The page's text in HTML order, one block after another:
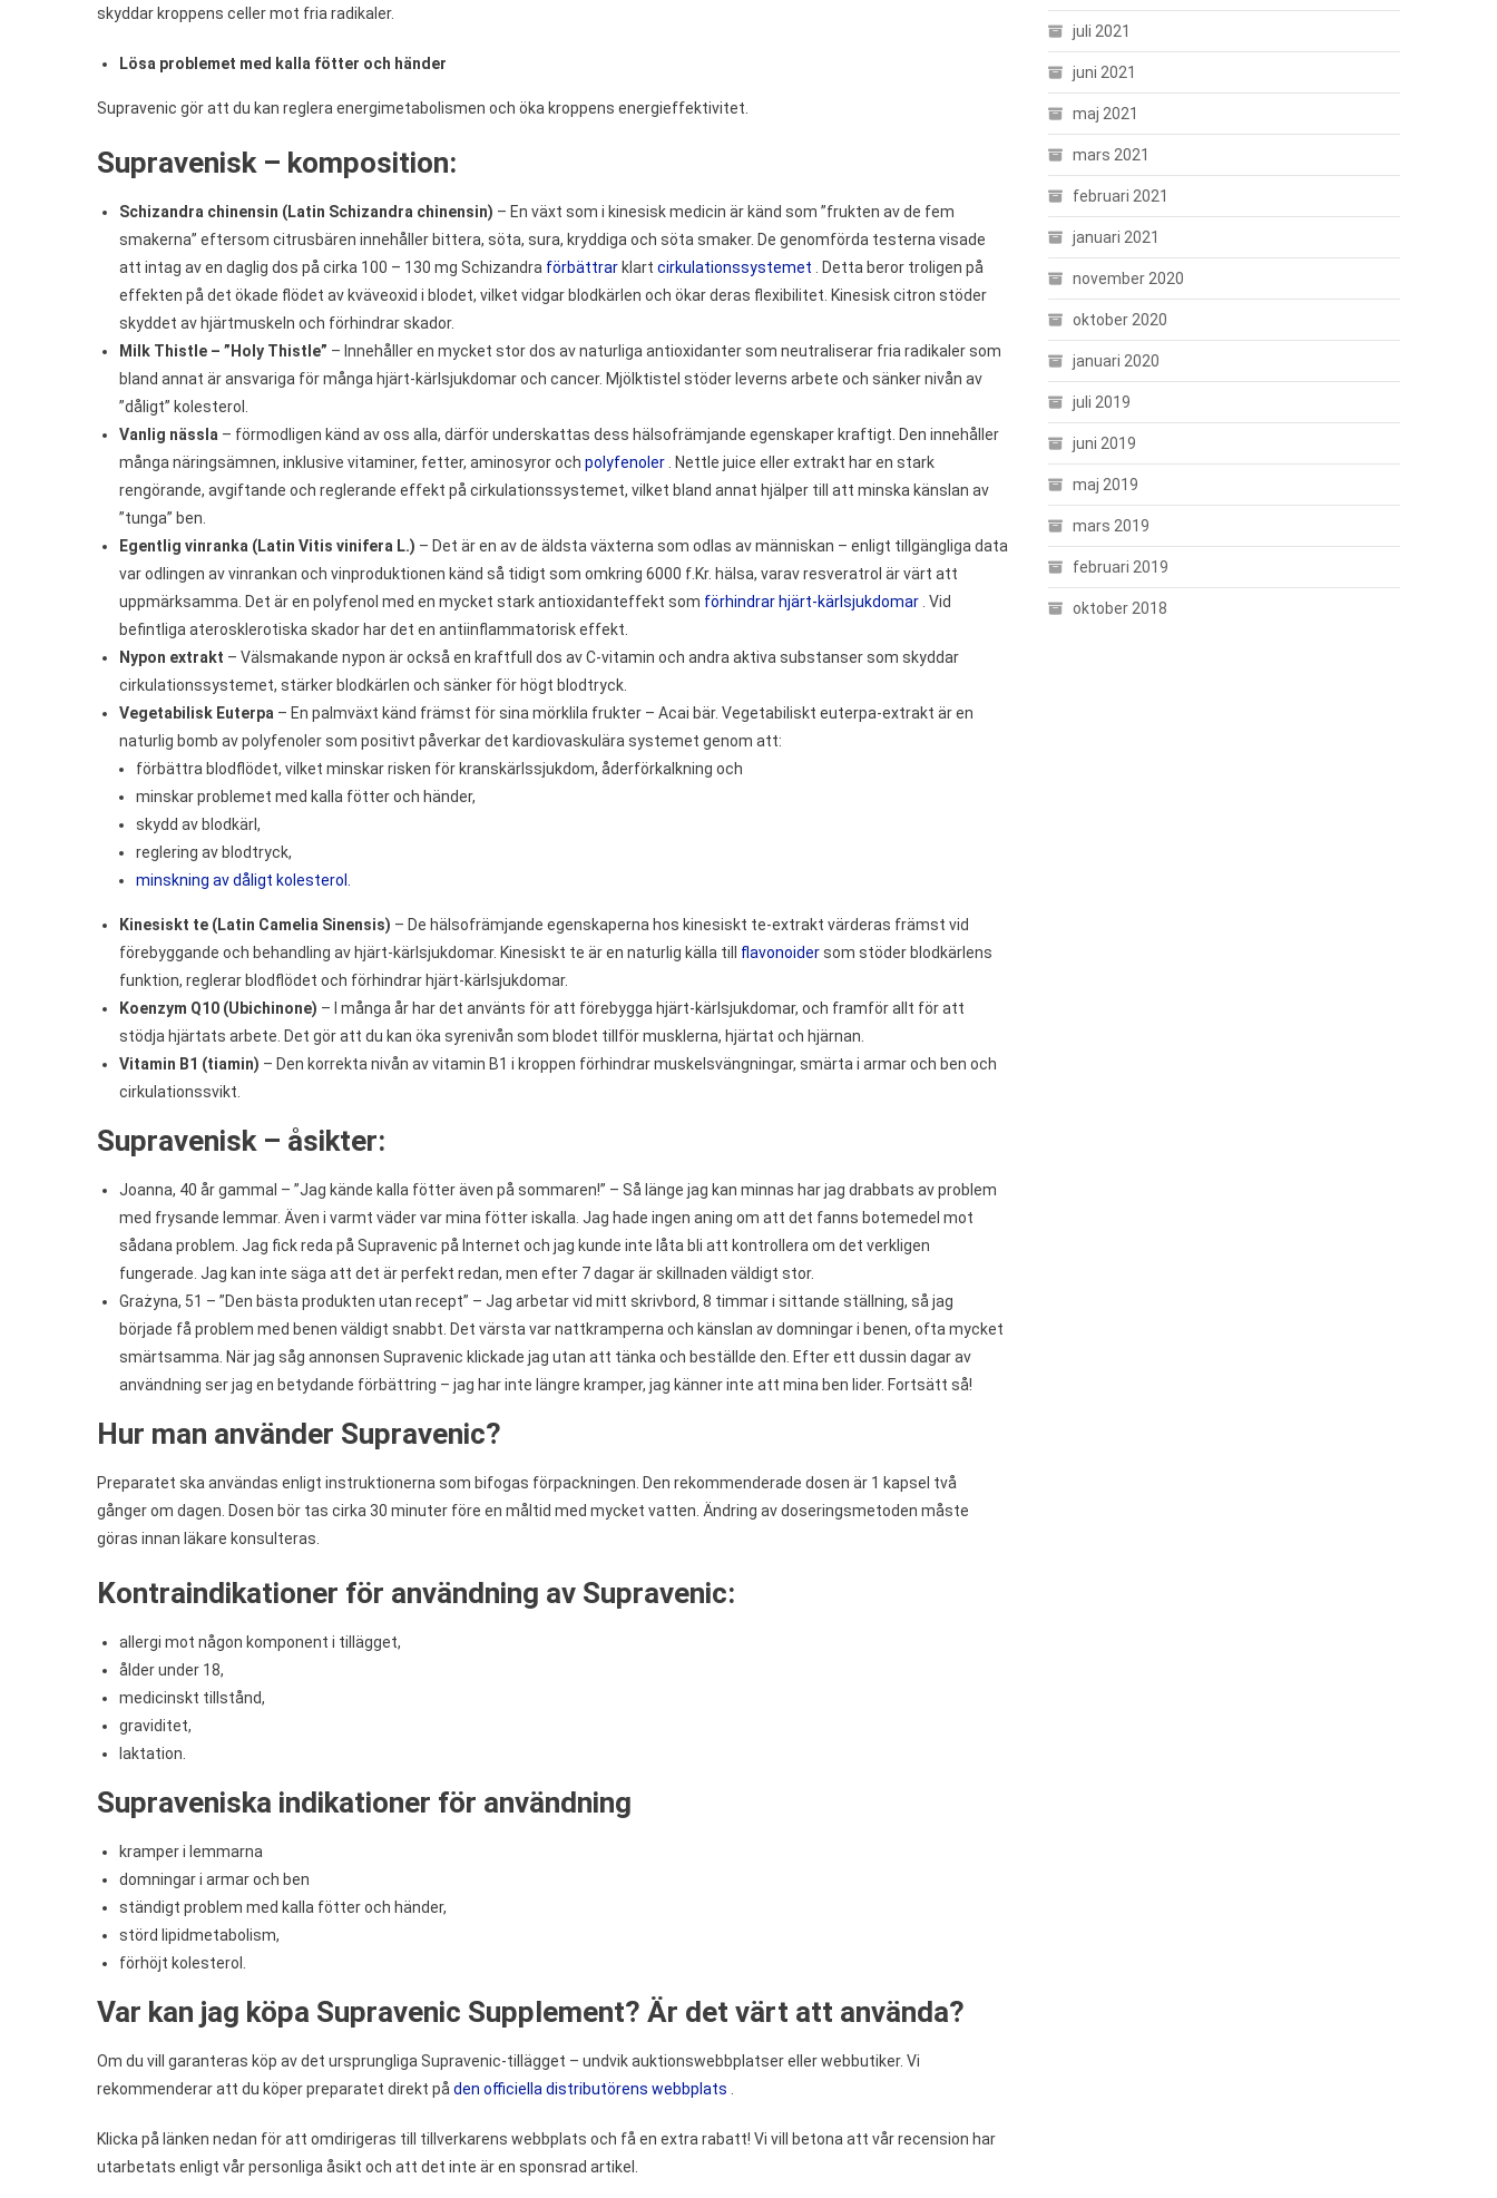
skyddar kroppens celler mot fria radikaler.
Lösa problemet med kalla fötter och händer
Supravenic gör att du kan reglera energimetabolismen och öka kroppens energieffektivitet.
Supravenisk – komposition:
Schizandra chinensin (Latin Schizandra chinensin) – En växt som i kinesisk medicin är känd som ”frukten av de fem
smakerna” eftersom citrusbären innehåller bittera, söta, sura, kryddiga och söta smaker. De genomförda testerna visade
att intag av en daglig dos på cirka 100 – 130 mg Schizandra förbättrar klart cirkulationssystemet . Detta beror troligen på
effekten på det ökade flödet av kväveoxid i blodet, vilket vidgar blodkärlen och ökar deras flexibilitet. Kinesisk citron stöder
skyddet av hjärtmuskeln och förhindrar skador.
Milk Thistle – ”Holy Thistle” – Innehåller en mycket stor dos av naturliga antioxidanter som neutraliserar fria radikaler som
bland annat är ansvariga för många hjärt-kärlsjukdomar och cancer. Mjölktistel stöder leverns arbete och sänker nivån av
”dåligt” kolesterol.
Vanlig nässla – förmodligen känd av oss alla, därför underskattas dess hälsofrämjande egenskaper kraftigt. Den innehåller
många näringsämnen, inklusive vitaminer, fetter, aminosyror och polyfenoler . Nettle juice eller extrakt har en stark
rengörande, avgiftande och reglerande effekt på cirkulationssystemet, vilket bland annat hjälper till att minska känslan av
”tunga” ben.
Egentlig vinranka (Latin Vitis vinifera L.) – Det är en av de äldsta växterna som odlas av människan – enligt tillgängliga data
var odlingen av vinrankan och vinproduktionen känd så tidigt som omkring 6000 f.Kr. hälsa, varav resveratrol är värt att
uppmärksamma. Det är en polyfenol med en mycket stark antioxidanteffekt som förhindrar hjärt-kärlsjukdomar . Vid
befintliga aterosklerotiska skador har det en antiinflammatorisk effekt.
Nypon extrakt – Välsmakande nypon är också en kraftfull dos av C-vitamin och andra aktiva substanser som skyddar
cirkulationssystemet, stärker blodkärlen och sänker för högt blodtryck.
Vegetabilisk Euterpa – En palmväxt känd främst för sina mörklila frukter – Acai bär. Vegetabiliskt euterpa-extrakt är en
naturlig bomb av polyfenoler som positivt påverkar det kardiovaskulära systemet genom att:
förbättra blodflödet, vilket minskar risken för kranskärlssjukdom, åderförkalkning och
minskar problemet med kalla fötter och händer,
skydd av blodkärl,
reglering av blodtryck,
minskning av dåligt kolesterol.
Kinesiskt te (Latin Camelia Sinensis) – De hälsofrämjande egenskaperna hos kinesiskt te-extrakt värderas främst vid
förebyggande och behandling av hjärt-kärlsjukdomar. Kinesiskt te är en naturlig källa till flavonoidersom stöder blodkärlens
funktion, reglerar blodflödet och förhindrar hjärt-kärlsjukdomar.
Koenzym Q10 (Ubichinone) – I många år har det använts för att förebygga hjärt-kärlsjukdomar, och framför allt för att
stödja hjärtats arbete. Det gör att du kan öka syrenivån som blodet tillför musklerna, hjärtat och hjärnan.
Vitamin B1 (tiamin) – Den korrekta nivån av vitamin B1 i kroppen förhindrar muskelsvängningar, smärta i armar och ben och
cirkulationssvikt.
Supravenisk – åsikter:
Joanna, 40 år gammal – ”Jag kände kalla fötter även på sommaren!” – Så länge jag kan minnas har jag drabbats av problem
med frysande lemmar. Även i varmt väder var mina fötter iskalla. Jag hade ingen aning om att det fanns botemedel mot
sådana problem. Jag fick reda på Supravenic på Internet och jag kunde inte låta bli att kontrollera om det verkligen
fungerade. Jag kan inte säga att det är perfekt redan, men efter 7 dagar är skillnaden väldigt stor.
Grażyna, 51 – ”Den bästa produkten utan recept” – Jag arbetar vid mitt skrivbord, 8 timmar i sittande ställning, så jag
började få problem med benen väldigt snabbt. Det värsta var nattkramperna och känslan av domningar i benen, ofta mycket
smärtsamma. När jag såg annonsen Supravenic klickade jag utan att tänka och beställde den. Efter ett dussin dagar av
användning ser jag en betydande förbättring – jag har inte längre kramper, jag känner inte att mina ben lider. Fortsätt så!
Hur man använder Supravenic?
Preparatet ska användas enligt instruktionerna som bifogas förpackningen. Den rekommenderade dosen är 1 kapsel två
gånger om dagen. Dosen bör tas cirka 30 minuter före en måltid med mycket vatten. Ändring av doseringsmetoden måste
göras innan läkare konsulteras.
Kontraindikationer för användning av Supravenic:
allergi mot någon komponent i tillägget,
ålder under 18,
medicinskt tillstånd,
graviditet,
laktation.
Supraveniska indikationer för användning
kramper i lemmarna
domningar i armar och ben
ständigt problem med kalla fötter och händer,
störd lipidmetabolism,
förhöjt kolesterol.
Var kan jag köpa Supravenic Supplement? Är det värt att använda?
Om du vill garanteras köp av det ursprungliga Supravenic-tillägget – undvik auktionswebbplatser eller webbutiker. Vi
rekommenderar att du köper preparatet direkt på den officiella distributörens webbplats
Klicka på länken nedan för att omdirigeras till tillverkarens webbplats och få en extra rabatt! Vi vill betona att vår recension har
utarbetats enligt vår personliga åsikt och att det inte är en sponsrad artikel.
juli 2021
juni 2021
maj 2021
mars 2021
februari 2021
januari 2021
november 2020
oktober 2020
januari 2020
juli 2019
juni 2019
maj 2019
mars 2019
februari 2019
oktober 2018